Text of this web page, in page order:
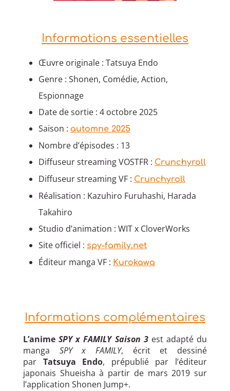
Informations essentielles
Œuvre originale : Tatsuya Endo
Genre : Shonen, Comédie, Action,
Espionnage
Date de sortie : 4 octobre 2025
Saison : automne 2025
Nombre d’épisodes : 13
Diffuseur streaming VOSTFR : Crunchyroll
Diffuseur streaming VF : Crunchyroll
Réalisation : Kazuhiro Furuhashi, Harada
Takahiro
Studio d’animation : WIT x CloverWorks
Site officiel : spy-family.net
Éditeur manga VF : Kurokawa
Informations complémentaires
L’animeSPY x FAMILY Saison 3est adapté du
manga SPY x FAMILY, écrit et dessiné
par Tatsuya Endo, prépublié par l’éditeur
japonais Shueisha à partir de mars 2019 sur
l’application Shonen Jump+.